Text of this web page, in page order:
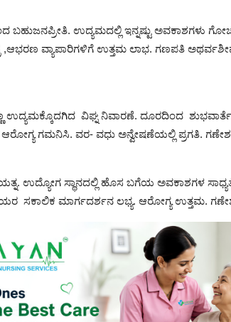
ಬಹುಜನಪ್ರೀತಿ. ಉದ್ಯಮದಲ್ಲಿ ಇನ್ನಷ್ಟು ಅವಕಾಶಗಳು
,ಆಭರಣ ವ್ಯಾಪಾರಿಗಳಿಗೆ ಉತ್ತಮ ಲಾಭ. ಗಣಪತಿ
ಉದ್ಯಮಕ್ಕೊದಗಿದ ವಿಘ್ನ ನಿವಾರಣೆ. ದೂರದಿಂದ
ಗಮನಿಸಿ. ವರ- ವಧು ಅನ್ವೇಷಣೆಯಲ್ಲಿ ಪ್ರಗತಿ.
ಉದ್ಯೋಗ ಸ್ಥಾನದಲ್ಲಿ ಹೊಸ ಬಗೆಯ ಅವಕಾಶಗಳ
ಸಕಾಲಿಕ ಮಾರ್ಗದರ್ಶನ ಲಭ್ಯ. ಆರೋಗ್ಯ ಉತ್ತಮ. ಗಣೇಶ